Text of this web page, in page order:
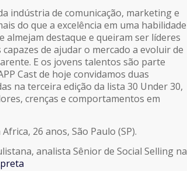
indústria de comunicação, marketing e
do que a excelência em uma habilidade
almejam destaque e queiram ser líderes
de ajudar o mercado a evoluir de
E os jovens talentos são parte
Cast de hoje convidamos duas
na terceira edição da lista 30 Under 30,
crenças e comportamentos em
26 anos, São Paulo (SP).
analista Sênior de Social Selling na